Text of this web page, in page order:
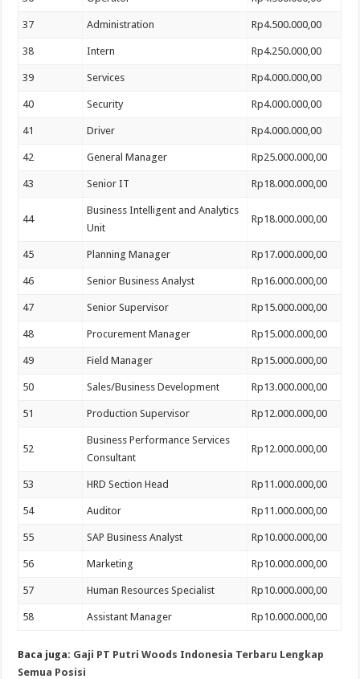
37 Administration Rp4.500.000,00
38 Intern Rp4.250.000,00
39 Services Rp4.000.000,00
40 Security Rp4.000.000,00
41 Driver Rp4.000.000,00
42 General Manager Rp25.000.000,00
43 Senior IT Rp18.000.000,00
44
Business Intelligent and Analytics
Unit
Rp18.000.000,00
45 Planning Manager Rp17.000.000,00
46 Senior Business Analyst Rp16.000.000,00
47 Senior Supervisor Rp15.000.000,00
48 Procurement Manager Rp15.000.000,00
49 Field Manager Rp15.000.000,00
50 Sales/Business Development Rp13.000.000,00
51 Production Supervisor Rp12.000.000,00
52
Business Performance Services
Consultant
Rp12.000.000,00
53 HRD Section Head Rp11.000.000,00
54 Auditor Rp11.000.000,00
55 SAP Business Analyst Rp10.000.000,00
56 Marketing Rp10.000.000,00
57 Human Resources Specialist Rp10.000.000,00
58 Assistant Manager Rp10.000.000,00
Baca juga: Gaji PT Putri Woods Indonesia Terbaru Lengkap
Semua Posisi